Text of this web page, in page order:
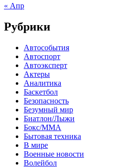
« Апр
Рубрики
Автособытия
Автоспорт
Автоэксперт
Актеры
Аналитика
Баскетбол
Безопасность
Безумный мир
Биатлон/Лыжи
Бокс/MMA
Бытовая техника
В мире
Военные новости
Волейбол